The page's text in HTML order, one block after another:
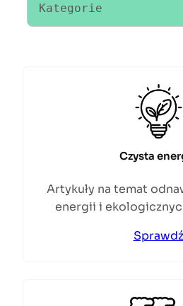
Kategorie
Czysta
Artykuły na temat
energii i
Sprawdź